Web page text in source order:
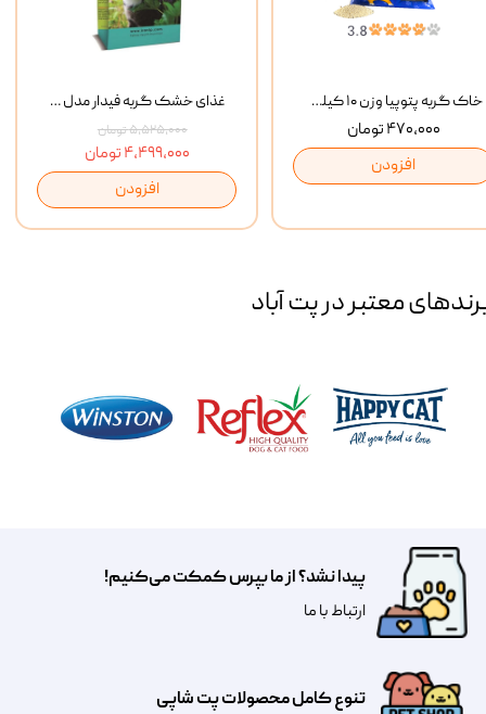
غذای خشک گربه فیدار مدل Adult وزن 10 کیلوگرم
۵,۵۲۵,۰۰۰ تومان
۴,۴۹۹,۰۰۰ تومان
افزودن
خاک گربه پتوپیا وزن ۱۰ کیلوگرم
۴۷۰,۰۰۰ تومان
افزودن
معتبر در پت آباد
تنوع کامل محصولات پت شاپی
پیدا نشد؟ از ما بپرس کمکت می‌کنیم!
​​​ارتباط با ما